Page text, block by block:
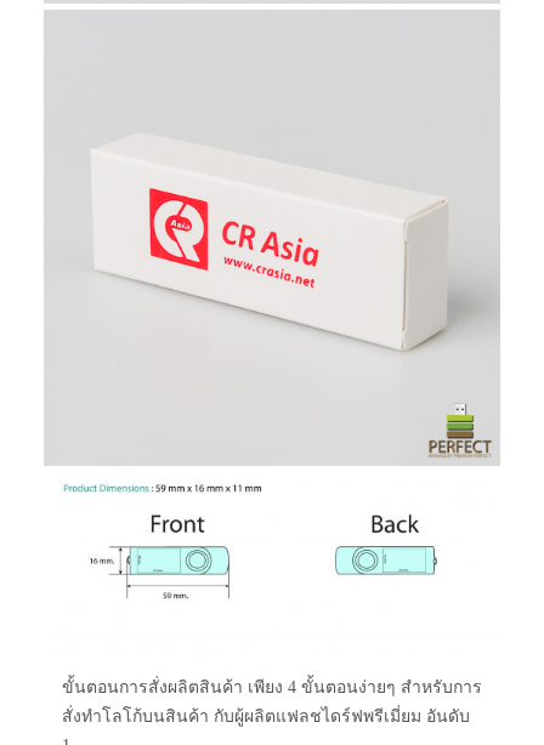
ขั้นตอนการสั่งผลิตสินค้า เพียง 4 ขั้นตอนง่ายๆ สำหรับการ
สั่งทำโลโก้บนสินค้า กับผู้ผลิตแฟลชไดร์ฟพรีเมี่ยม อันดับ